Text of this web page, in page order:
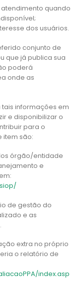
quando
dos usuários.
conjunto de
que já publica sua
poderá
onde as
informações em
e disponibilizar o
para o
item são:
órgão/entidade
e
de gestão do
e as
extra no próprio
o relatório de
index.asp